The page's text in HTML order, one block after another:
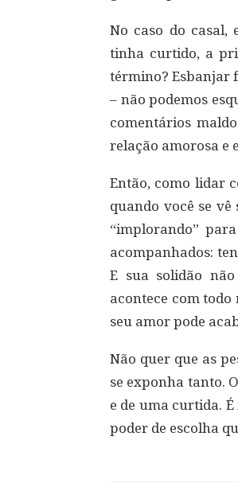
No caso do casal,
tinha curtido, a
término? Esbanjar
– não podemos
comentários
relação amorosa e
Então, como lidar
quando você se
“implorando”
acompanhados:
E sua solidão
acontece com
seu amor pode
Não quer que as
se exponha tanto.
e de uma curtida.
poder de escolha